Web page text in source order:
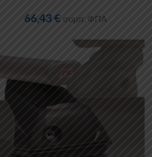
66,43€ συμπ. ΦΠΑ